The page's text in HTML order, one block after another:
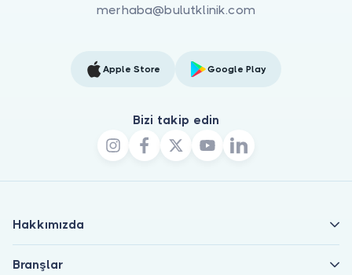
merhaba@bulutklinik.com
Apple Store Google Play
Bizi takip edin
Hakkımızda
Branşlar